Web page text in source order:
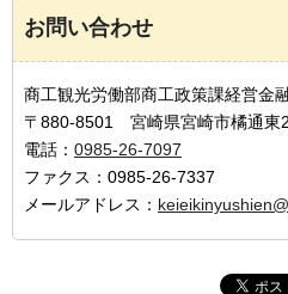
お問い合わせ
商工観光労働部商工政策課経営金
〒880-8501 宮崎県宮崎市橘通東
電話： 0985-26-7097
ファクス：0985-26-7337
メールアドレス：